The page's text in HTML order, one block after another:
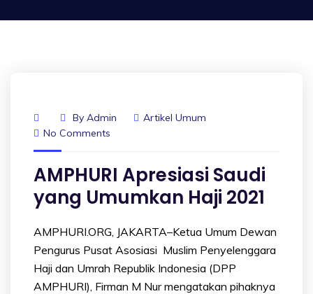
By Admin
Artikel Umum
No Comments
AMPHURI Apresiasi Saudi
yang Umumkan Haji 2021
AMPHURI.ORG, JAKARTA–Ketua Umum Dewan
Pengurus Pusat Asosiasi Muslim Penyelenggara
Haji dan Umrah Republik Indonesia (DPP
AMPHURI), Firman M Nur mengatakan pihaknya